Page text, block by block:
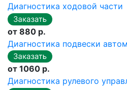
Диагностика ходовой части
от 880 р.
Диагностика подвески
от 1060 р.
Диагностика рулевого